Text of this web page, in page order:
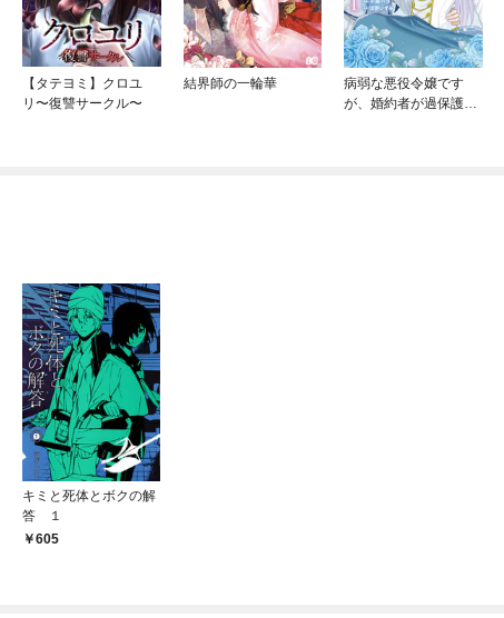
【タテヨミ】クロユ
リ〜復讐サークル〜
結界師の一輪華
病弱な悪役令嬢です
が、婚約者が過保護す
キミと死体とボクの解
答 １
605